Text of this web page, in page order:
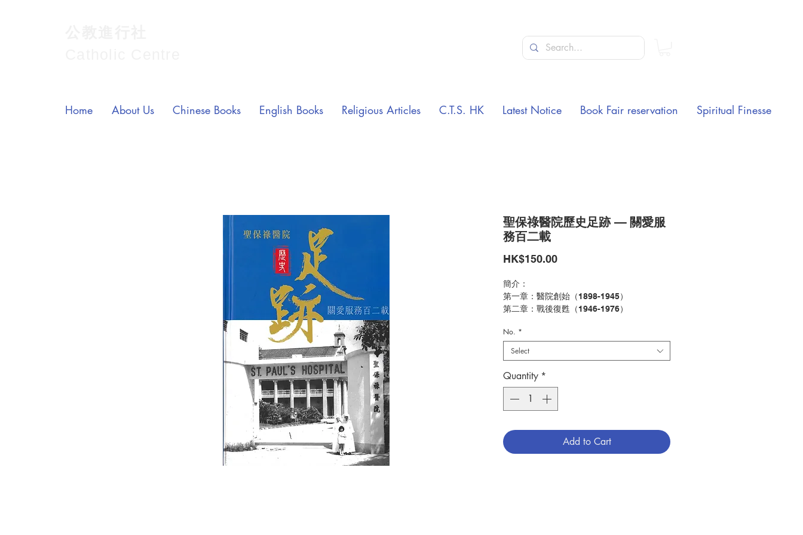
聖保祿醫院歷史足跡 — 關愛服
務百二載
HK$150.00Price
簡介：
第一章：醫院創始（1898-1945）
第二章：戰後復甦（1946-1976）
第四章：邁向第二個百年（
附錄一：大事年表
附錄二：醫院行政架構圖
附錄三：歷任修會會長、醫院院長及管理層
參考文獻
作者：香港中文大學天主教研究中心編
頁數：
初版日期：
2018.12
No. *
Select
Quantity *
Add to Cart
Home About Us Chinese Books English Books Religious Articles C.T.S. HK Latest Notice Book Fair reservation Spiritual Finesse